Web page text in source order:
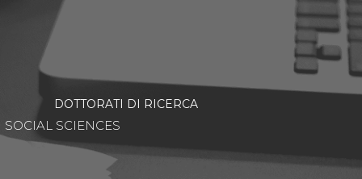
DOTTORATI DI RICERCA
SOCIAL SCIENCES